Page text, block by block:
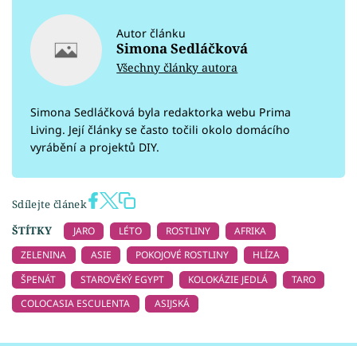
Autor článku
Simona Sedláčková
Všechny články autora
Simona Sedláčková byla redaktorka webu Prima
Living. Její články se často točili okolo domácího
vyrábění a projektů DIY.
Sdílejte článek
ŠTÍTKY
JARO LÉTO ROSTLINY
AFRIKA
ZELENINA
ASIE POKOJOVÉ ROSTLINY
HLÍZA
ŠPENÁT
STAROVĚKÝ EGYPT KOLOKÁZIE JEDLÁ
TARO
COLOCASIA ESCULENTA
ASIJSKÁ